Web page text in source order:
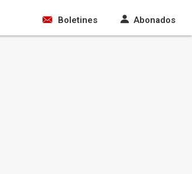
Boletines Abonados